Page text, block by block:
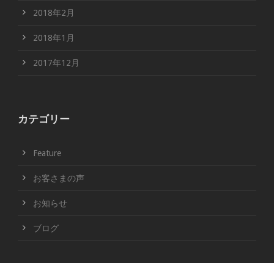
2018年2月
2018年1月
2017年12月
カテゴリー
Feature
お客さまの声
お知らせ
ブログ